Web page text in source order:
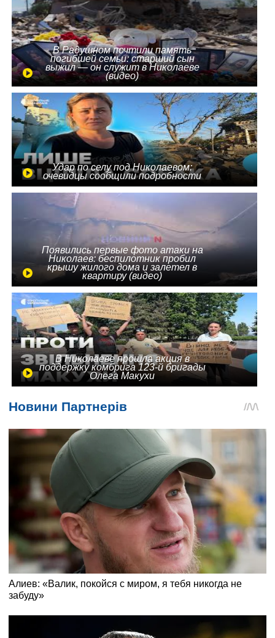
В Радушном почтили память
погибшей семьи: старший сын
выжил — он служит в Николаеве
(видео)
Удар по селу под Николаевом:
очевидцы сообщили подробности
Появились первые фото атаки на
Николаев: беспилотник пробил
крышу жилого дома и залетел в
квартиру (видео)
В Николаеве прошла акция в
поддержку комбрига 123-й бригады
Олега Макухи